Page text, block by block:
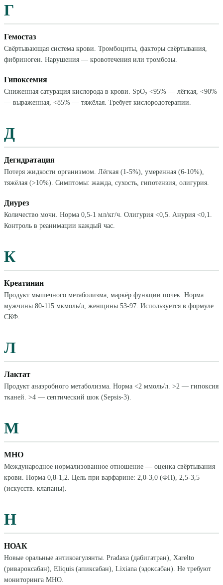
Г
Гемостаз
Свёртывающая система крови. Тромбоциты, факторы свёртывания,
фибриноген. Нарушения — кровотечения или тромбозы.
Гипоксемия
Сниженная сатурация кислорода в крови. SpO₂ <95% — лёгкая, <90%
— выраженная, <85% — тяжёлая. Требует кислородотерапии.
Д
Дегидратация
Потеря жидкости организмом. Лёгкая (1-5%), умеренная (6-10%),
тяжёлая (>10%). Симптомы: жажда, сухость, гипотензия, олигурия.
Диурез
Количество мочи. Норма 0,5-1 мл/кг/ч. Олигурия <0,5. Анурия <0,1.
Контроль в реанимации каждый час.
К
Креатинин
Продукт мышечного метаболизма, маркёр функции почек. Норма
мужчины 80-115 мкмоль/л, женщины 53-97. Используется в формуле
СКФ.
Л
Лактат
Продукт анаэробного метаболизма. Норма <2 ммоль/л. >2 — гипоксия
тканей. >4 — септический шок (Sepsis-3).
М
МНО
Международное нормализованное отношение — оценка свёртывания
крови. Норма 0,8-1,2. Цель при варфарине: 2,0-3,0 (ФП), 2,5-3,5
(искусств. клапаны).
Н
НОАК
Новые оральные антикоагулянты. Pradaxa (дабигатран), Xarelto
(ривароксабан), Eliquis (апиксабан), Lixiana (эдоксабан). Не требуют
мониторинга МНО.